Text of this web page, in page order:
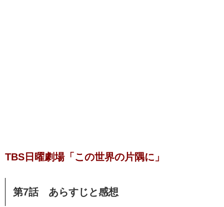
TBS日曜劇場「この世界の片隅に」
第7話 あらすじと感想